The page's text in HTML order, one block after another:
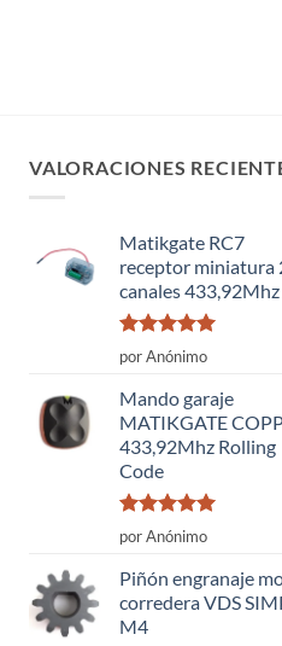
VALORACIONES
Matikgate RC7
receptor miniatura
canales 433,92Mhz
Valorado
con
por Anónimo
Mando garaje
MATIKGATE
433,92Mhz Rolling
Code
Valorado
con
por Anónimo
Piñón engranaje
corredera VDS
M4